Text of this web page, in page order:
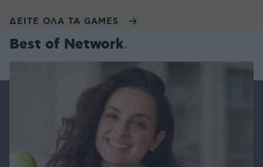
ΔΕΙΤΕ ΟΛΑ ΤΑ GAMES
Best of Network